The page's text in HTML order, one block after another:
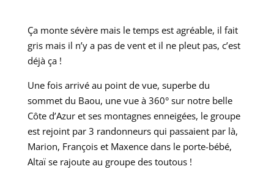
Ça monte sévère mais le temps est agréable, il fait
gris mais il n’y a pas de vent et il ne pleut pas, c’est
déjà ça !
Une fois arrivé au point de vue, superbe du
sommet du Baou, une vue à 360° sur notre belle
Côte d’Azur et ses montagnes enneigées, le groupe
est rejoint par 3 randonneurs qui passaient par là,
Marion, François et Maxence dans le porte-bébé,
Altaï se rajoute au groupe des toutous !